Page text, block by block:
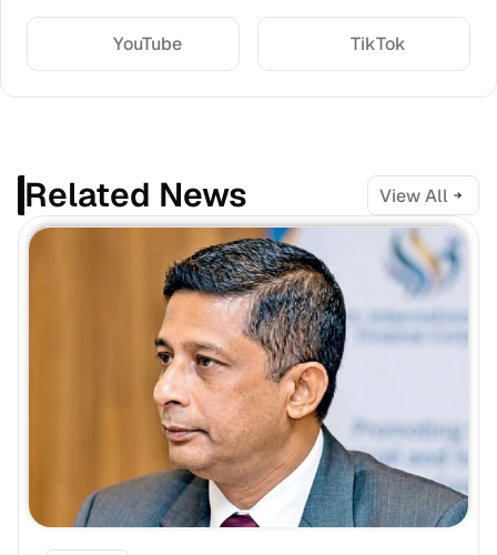
YouTube TikTok
Related News View All